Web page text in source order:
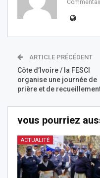
ARTICLE PRÉCÉDENT
Côte d’Ivoire / la FESCI
organise une journée de
prière et de
vous pourriez
ACTUALITÉ